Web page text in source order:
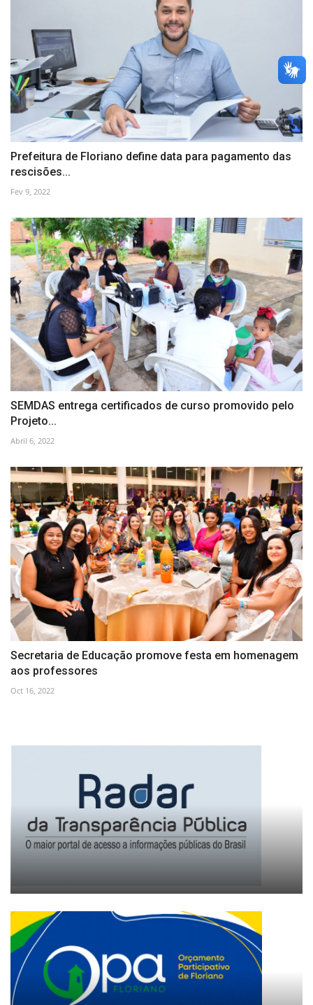
Prefeitura de Floriano define data para pagamento das
rescisões...
Fev 9, 2022
SEMDAS entrega certificados de curso promovido pelo
Projeto...
Abril 6, 2022
Secretaria de Educação promove festa em homenagem
aos professores
Oct 16, 2022